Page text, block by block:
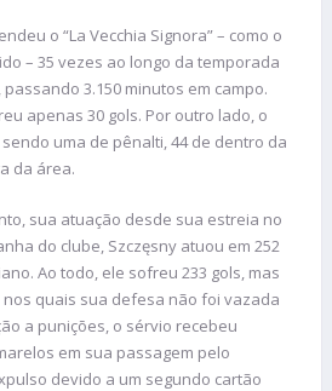
o “La Vecchia Signora” – como o
– 35 vezes ao longo da temporada
3.150 minutos em campo.
apenas 30 gols. Por outro lado, o
uma de pênalti, 44 de dentro da
da área.
sua atuação desde sua estreia no
do clube, Szczęsny atuou em 252
Ao todo, ele sofreu 233 gols, mas
nos quais sua defesa não foi vazada
a punições, o sérvio recebeu
em sua passagem pelo
devido a um segundo cartão